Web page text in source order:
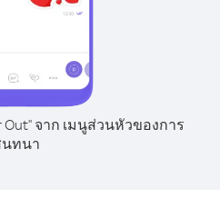
Out" จาก เมนูส่วนหัวของการ
ทนา